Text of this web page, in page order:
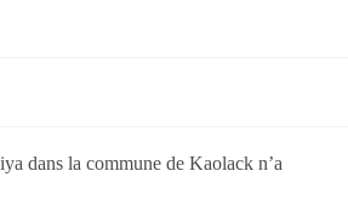
dans la commune de Kaolack n’a